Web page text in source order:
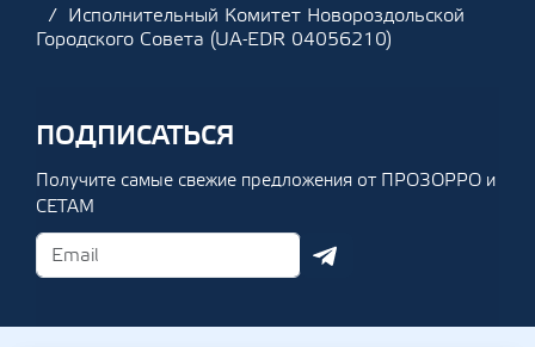
Исполнительный Комитет Новороздольской
Городского Совета (UA-EDR 04056210)
ПОДПИСАТЬСЯ
Получите самые свежие предложения от ПРОЗОРРО и
СЕТАМ